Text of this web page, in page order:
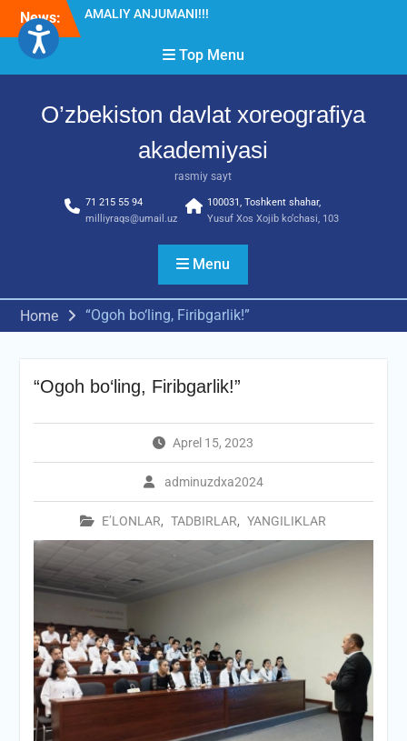
Skip
content
News:
Diqqat e’lon!
2026” tadbiri bo‘lib o‘tdi
RESPUBLIKA ILMIY-
Top Menu
O’zbekiston davlat xoreografiya
akademiyasi
rasmiy sayt
71 215 55 94
milliyraqs@umail.uz
100031, Toshkent shahar,
Yusuf Xos Xojib ko‘chasi, 103
Menu
Home “Ogoh bo‘ling, Firibgarlik!”
“Ogoh bo‘ling, Firibgarlik!”
Aprel 15, 2023
adminuzdxa2024
E’LONLAR, TADBIRLAR, YANGILIKLAR